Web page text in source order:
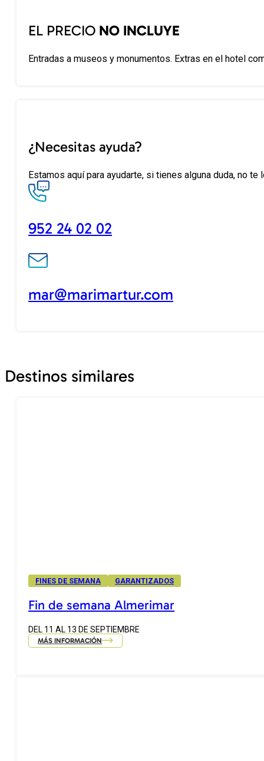
EL PRECIO NO INCLUYE
Entradas a museos y monumentos. Extras en el hotel
¿Necesitas ayuda?
Estamos aquí para ayudarte, si tienes alguna duda, no
952 24 02 02
mar@marimartur.com
Destinos similares
FINES DE SEMANA GARANTIZADOS
Fin de semana Almerimar
DEL 11 AL 13 DE SEPTIEMBRE
MÁS INFORMACIÓN